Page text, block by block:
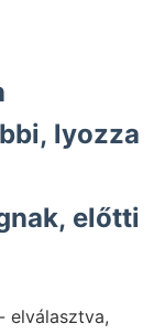
lyozza
előtti
elválasztva,